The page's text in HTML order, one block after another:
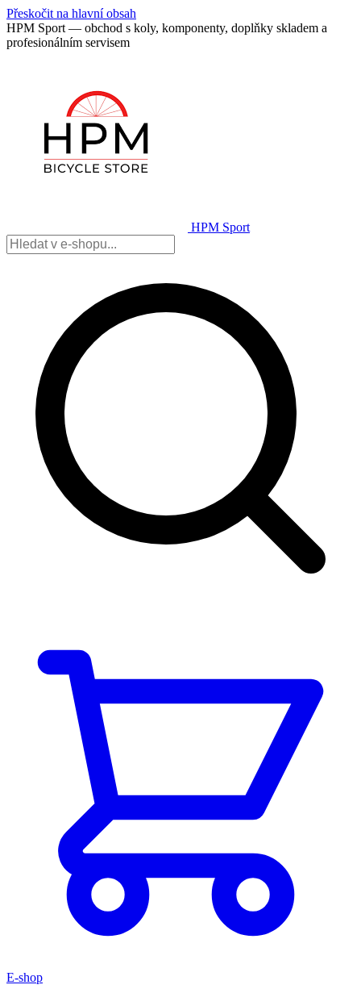
Přeskočit na hlavní obsah
HPM Sport — obchod s koly, komponenty, doplňky skladem a
profesionálním servisem
HPM Sport
E-shop